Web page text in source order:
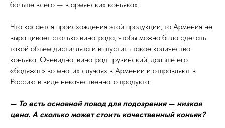
больше всего — в армянских коньяках.
Что касается происхождения этой продукции, то Армения не
выращивает столько винограда, чтобы можно было сделать
такой объем дистиллята и выпустить такое количество
коньяка. Очевидно, виноград грузинский, дальше его
«бодяжат» во многих случаях в Армении и отправляют в
Россию в виде некачественного продукта.
— То есть основной повод для подозрения — низкая
цена. А сколько может стоить качественный коньяк?